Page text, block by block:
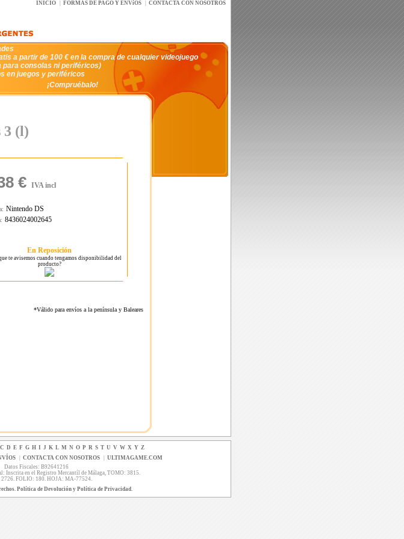
INICIO FORMAS DE PAGO Y ENVíOS CONTACTA CON NOSOTROS
a partir de 100 € en la compra de cualquier videojuego
para consolas ni periféricos)
en juegos y periféricos
¡Compruébalo!
3 (l)
€ IVA incl
Nintendo DS
8436024002645
En Reposición
te avisemos cuando tengamos disponibilidad del
producto?
*Válido para envíos a la península y Baleares
C D E F G H I J K L M N O P R S T U V W X Y Z
| CONTACTA CON NOSOTROS| ULTIMAGAME.COM
Datos Fiscales: B92641216
Inscrita en el Registro Mercantíl de Málaga, TOMO: 3815.
FOLIO: 180. HOJA: MA-77524.
Política de Devolución y Política de Privacidad.